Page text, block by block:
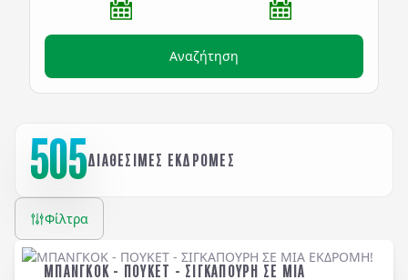
Αναζήτηση
505ΔΙΑΘΕΣΙΜΕΣ ΕΚΔΡΟΜΕΣ
Φίλτρα
ΜΠΑΝΓΚΟΚ - ΠΟΥΚΕΤ - ΣΙΓΚΑΠΟΥΡΗ ΣΕ ΜΙΑ